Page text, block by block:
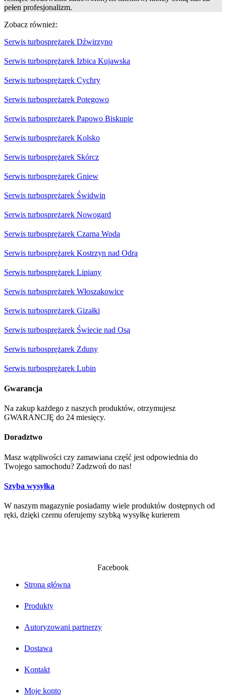
pełen profesjonalizm.
Zobacz również:
Serwis turbosprężarek Dźwirzyno
Serwis turbosprężarek Izbica Kujawska
Serwis turbosprężarek Cychry
Serwis turbosprężarek Potęgowo
Serwis turbosprężarek Papowo Biskupie
Serwis turbosprężarek Kolsko
Serwis turbosprężarek Skórcz
Serwis turbosprężarek Gniew
Serwis turbosprężarek Świdwin
Serwis turbosprężarek Nowogard
Serwis turbosprężarek Czarna Woda
Serwis turbosprężarek Kostrzyn nad Odrą
Serwis turbosprężarek Lipiany
Serwis turbosprężarek Włoszakowice
Serwis turbosprężarek Gizałki
Serwis turbosprężarek Świecie nad Osą
Serwis turbosprężarek Zduny
Serwis turbosprężarek Lubin
Gwarancja
Na zakup każdego z naszych produktów, otrzymujesz
GWARANCJĘ do 24 miesięcy.
Doradztwo
Masz wątpliwości czy zamawiana część jest odpowiednia do
Twojego samochodu? Zadzwoń do nas!
Szyba wysyłka
W naszym magazynie posiadamy wiele produktów dostępnych od
ręki, dzięki czemu oferujemy szybką wysyłkę kurierem
Facebook
Strona główna
Produkty
Autoryzowani partnerzy
Dostawa
Kontakt
Moje konto